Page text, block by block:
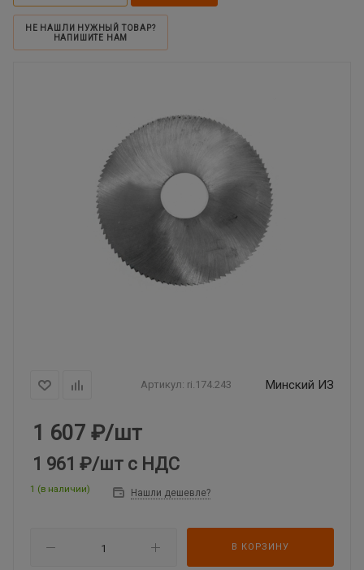
НЕ НАШЛИ НУЖНЫЙ ТОВАР?
НАПИШИТЕ НАМ
Артикул: ri.174.243 Минский ИЗ
1 607 ₽/шт
1 961 ₽/шт с НДС
1 (в наличии) Нашли дешевле?
В КОРЗИНУ